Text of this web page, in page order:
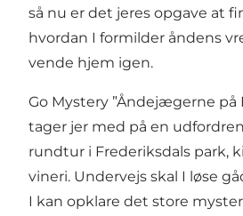
så nu er det jeres opgave at
hvordan I formilder åndens
vende hjem igen.
Go Mystery ”Åndejægerne på
tager jer med på en
rundtur i Frederiksdals park,
vineri. Undervejs skal I løse
I kan opklare det store